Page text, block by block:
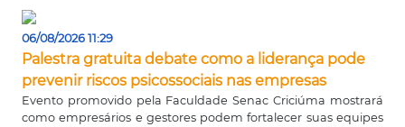
06/08/2026 11:29
Palestra gratuita debate como a liderança pode
prevenir riscos psicossociais nas empresas
Evento promovido pela Faculdade Senac Criciúma mostrará
como empresários e gestores podem fortalecer suas equipes